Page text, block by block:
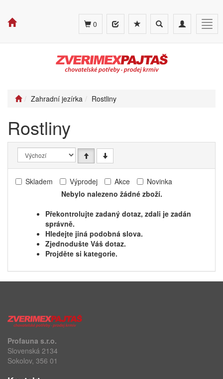
Toggle
navigation
Toggle
search
0
Zahradní jezírka Rostliny
Rostliny
Skladem Výprodej Akce
Novinka
Nebylo nalezeno žádné zboží.
Překontrolujte zadaný dotaz, zdali je zadán
správně.
Hledejte jiná podobná slova.
Zjednodušte Váš dotaz.
Projděte si kategorie.
Profauna s.r.o.
Slovenská 2134
Sokolov, 356 01